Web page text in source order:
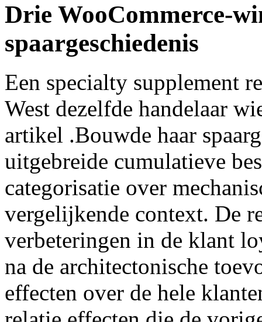
Drie WooCommerce-
spaargeschiedenis
Een specialty supplement
West dezelfde handelaar
artikel .Bouwde haar
uitgebreide cumulatieve
categorisatie over
vergelijkende context. De
verbeteringen in de klant
na de architectonische
effecten over de hele